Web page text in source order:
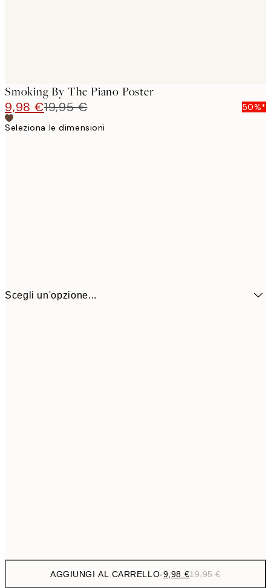
Smoking By The Piano Poster
9,98 €19,95 €
50%*
Seleziona le dimensioni
Scegli un'opzione...
AGGIUNGI AL CARRELLO-9,98 €19,95 €